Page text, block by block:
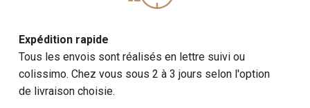
Always Hope", "Rage, the Flower Thrower".
Informations supplémentaires: Des anecdotes sur
l'apparition des œuvres de Banksy, des explications
sur les messages cachés dans ses créations, et des
Expédition rapide
Tous les envois sont réalisés en lettre suivi ou
colissimo. Chez vous sous 2 à 3 jours selon l'option
de livraison choisie.